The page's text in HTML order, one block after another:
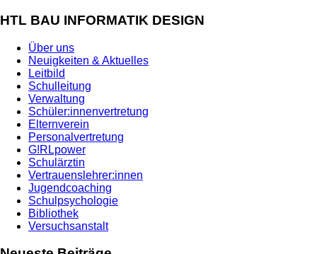
HTL BAU INFORMATIK DESIGN
Über uns
Neuigkeiten & Aktuelles
Leitbild
Schulleitung
Verwaltung
Schüler:innenvertretung
Elternverein
Personalvertretung
G!RLpower
Schulärztin
Vertrauenslehrer:innen
Jugendcoaching
Schulpsychologie
Bibliothek
Versuchsanstalt